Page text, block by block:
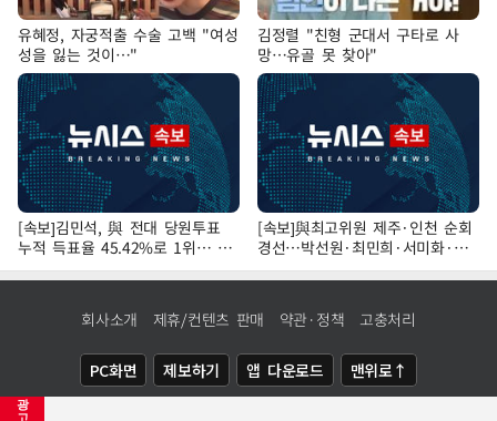
광
고
유혜정, 자궁적출 수술 고백 "여성
성을 잃는 것이…"
김정렬 "친형 군대서 구타로 사
망…유골 못 찾아"
[속보]김민석, 與 전대 당원투표
누적 득표율 45.42%로 1위… 정
청래 44.56%
[속보]與최고위원 제주·인천 순회
경선…박선원·최민희·서미화·한
민수·김용 순
회사소개 제휴/컨텐츠 판매 약관·정책 고충처리
PC화면 제보하기 앱 다운로드 맨위로↑